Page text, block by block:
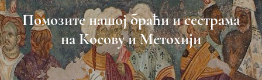
Помозите нашој браћи и сестрама
на Косову и Метохији